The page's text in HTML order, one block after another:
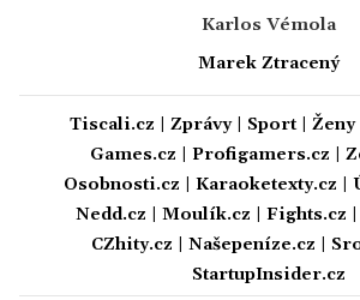
Karlos Vémola
Marek Ztracený
Tiscali.cz Zprávy| Sport| Ženy|
Games.cz
Profigamers.cz
Osobnosti.cz
Karaoketexty.cz
Nedd.cz
Moulík.cz Fights.cz
CZhity.cz
Našepeníze.cz
StartupInsider.cz